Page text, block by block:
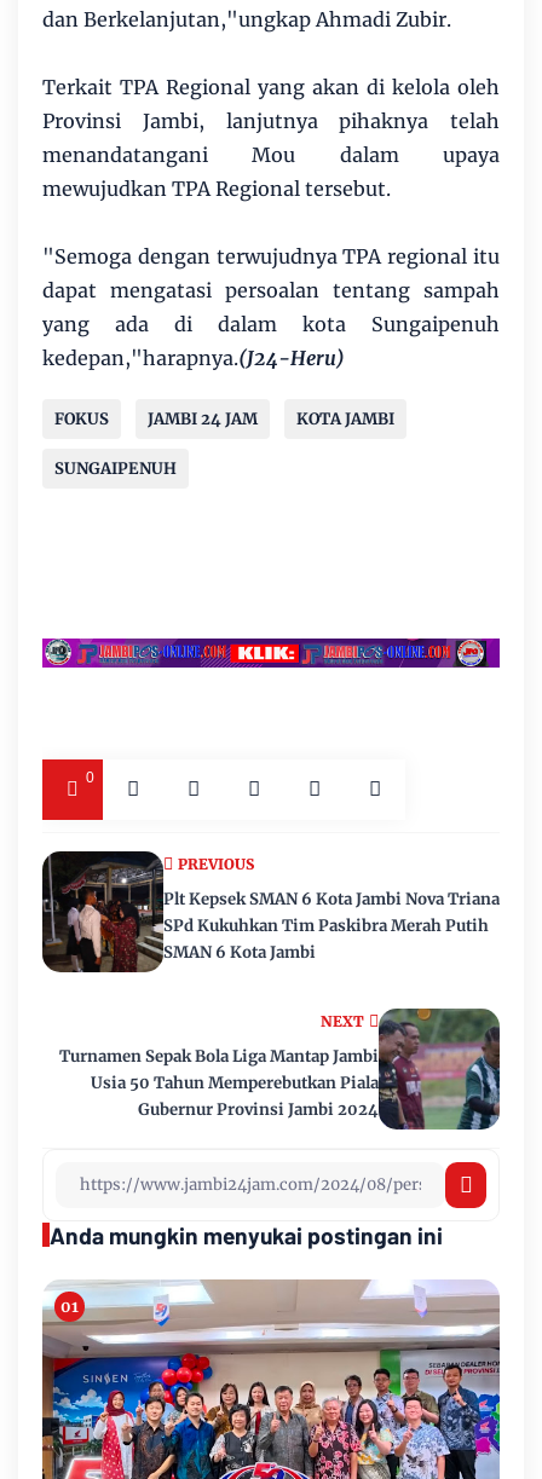
dan Berkelanjutan,"ungkap Ahmadi Zubir.
Terkait TPA Regional yang akan di kelola oleh
Provinsi Jambi, lanjutnya pihaknya telah
menandatangani Mou dalam upaya
mewujudkan TPA Regional tersebut.
"Semoga dengan terwujudnya TPA regional itu
dapat mengatasi persoalan tentang sampah
yang ada di dalam kota Sungaipenuh
kedepan,"harapnya.(J24-Heru)
FOKUS JAMBI 24 JAM KOTA JAMBI
SUNGAIPENUH
0
NEXT
Turnamen Sepak Bola Liga Mantap Jambi
Usia 50 Tahun Memperebutkan Piala
Gubernur Provinsi Jambi 2024
PREVIOUS
Plt Kepsek SMAN 6 Kota Jambi Nova Triana
SPd Kukuhkan Tim Paskibra Merah Putih
SMAN 6 Kota Jambi
Anda mungkin menyukai postingan ini